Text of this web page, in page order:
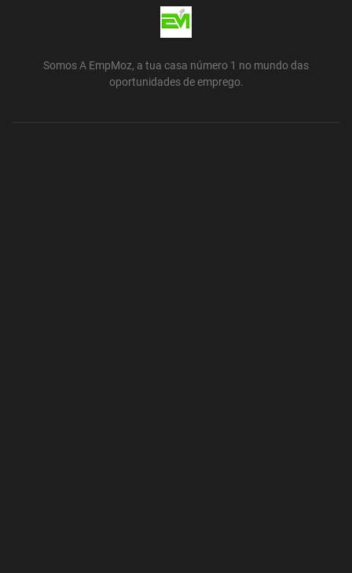
Somos A EmpMoz, a tua casa número 1 no mundo das
oportunidades de emprego.